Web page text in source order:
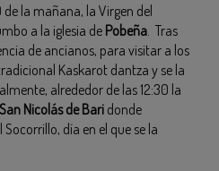
de la mañana, la Virgen del
a la iglesia de Pobeña . Tras
de ancianos, para visitar a los
Kaskarot dantza y se la
alrededor de las 12:30 la
Nicolás de Bari donde
día en el que se la